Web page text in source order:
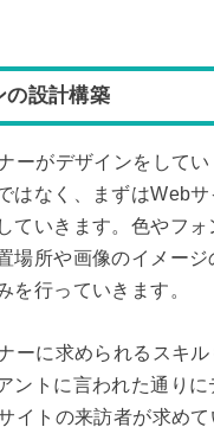
の設計構築
ーがデザインをして
はなく、まずはWeb
ていきます。色やフ
場所や画像のイメージ
を行っていきます。
ーに求められるスキ
ントに言われた通り
イトの来訪者が求め